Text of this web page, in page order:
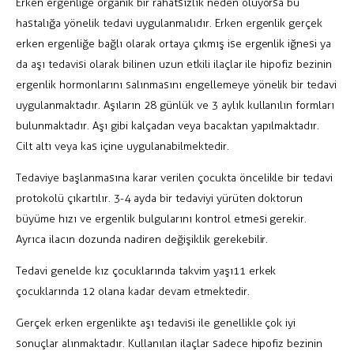
hastalığa yönelik tedavi uygulanmalıdır. Erken ergenlik gerçek
erken ergenliğe bağlı olarak ortaya çıkmış ise ergenlik iğnesi ya
da aşı tedavisi olarak bilinen uzun etkili ilaçlar ile hipofiz bezinin
ergenlik hormonlarını salınmasını engellemeye yönelik bir tedavi
uygulanmaktadır. Aşıların 28 günlük ve 3 aylık kullanılın formları
bulunmaktadır. Aşı gibi kalçadan veya bacaktan yapılmaktadır.
Cilt altı veya kas içine uygulanabilmektedir.
Tedaviye başlanmasına karar verilen çocukta öncelikle bir tedavi
protokolü çıkartılır. 3-4 ayda bir tedaviyi yürüten doktorun
büyüme hızı ve ergenlik bulgularını kontrol etmesi gerekir.
Ayrıca ilacın dozunda nadiren değişiklik gerekebilir.
Tedavi genelde kız çocuklarında takvim yaşı11 erkek
çocuklarında 12 olana kadar devam etmektedir.
Gerçek erken ergenlikte aşı tedavisi ile genellikle çok iyi
sonuçlar alınmaktadır. Kullanılan ilaçlar sadece hipofiz bezinin